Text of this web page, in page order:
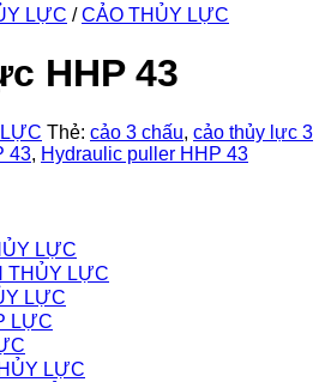
LỰC / CẢO THỦY LỰC
HHP 43
Thẻ: cảo 3 chấu, cảo thủy lực 3
43, Hydraulic puller HHP 43
LỰC
THỦY LỰC
LỰC
LỰC
LỰC